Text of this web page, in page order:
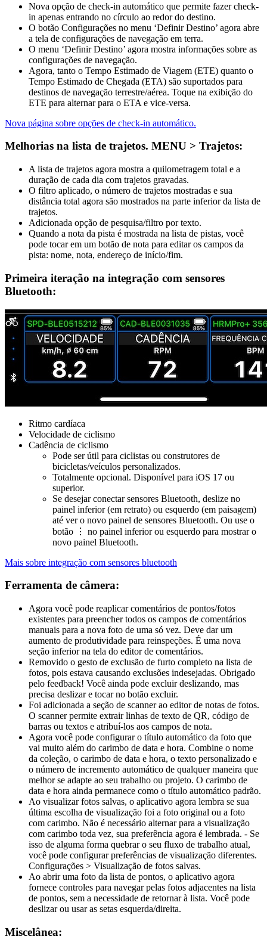
Nova opção de check-in automático que permite fazer check-
in apenas entrando no círculo ao redor do destino.
O botão Configurações no menu ‘Definir Destino’ agora abre
a tela de configurações de navegação em terra.
O menu ‘Definir Destino’ agora mostra informações sobre as
configurações de navegação.
Agora, tanto o Tempo Estimado de Viagem (ETE) quanto o
Tempo Estimado de Chegada (ETA) são suportados para
destinos de navegação terrestre/aérea. Toque na exibição do
ETE para alternar para o ETA e vice-versa.
Nova página sobre opções de check-in automático.
Melhorias na lista de trajetos. MENU > Trajetos:
A lista de trajetos agora mostra a quilometragem total e a
duração de cada dia com trajetos gravadas.
O filtro aplicado, o número de trajetos mostradas e sua
distância total agora são mostrados na parte inferior da lista de
trajetos.
Adicionada opção de pesquisa/filtro por texto.
Quando a nota da pista é mostrada na lista de pistas, você
pode tocar em um botão de nota para editar os campos da
pista: nome, nota, endereço de início/fim.
Primeira iteração na integração com sensores
Bluetooth:
Ritmo cardíaca
Velocidade de ciclismo
Cadência de ciclismo
Pode ser útil para ciclistas ou construtores de
bicicletas/veículos personalizados.
Totalmente opcional. Disponível para iOS 17 ou
superior.
Se desejar conectar sensores Bluetooth, deslize no
painel inferior (em retrato) ou esquerdo (em paisagem)
até ver o novo painel de sensores Bluetooth. Ou use o
botão ⋮ no painel inferior ou esquerdo para mostrar o
novo painel Bluetooth.
Mais sobre integração com sensores bluetooth
Ferramenta de câmera:
Agora você pode reaplicar comentários de pontos/fotos
existentes para preencher todos os campos de comentários
manuais para a nova foto de uma só vez. Deve dar um
aumento de produtividade para reinspeções. É uma nova
seção inferior na tela do editor de comentários.
Removido o gesto de exclusão de furto completo na lista de
fotos, pois estava causando exclusões indesejadas. Obrigado
pelo feedback! Você ainda pode excluir deslizando, mas
precisa deslizar e tocar no botão excluir.
Foi adicionada a seção de scanner ao editor de notas de fotos.
O scanner permite extrair linhas de texto de QR, código de
barras ou textos e atribuí-los aos campos de nota.
Agora você pode configurar o título automático da foto que
vai muito além do carimbo de data e hora. Combine o nome
da coleção, o carimbo de data e hora, o texto personalizado e
o número de incremento automático de qualquer maneira que
melhor se adapte ao seu trabalho ou projeto. O carimbo de
data e hora ainda permanece como o título automático padrão.
Ao visualizar fotos salvas, o aplicativo agora lembra se sua
última escolha de visualização foi a foto original ou a foto
com carimbo. Não é necessário alternar para a visualização
com carimbo toda vez, sua preferência agora é lembrada. - Se
isso de alguma forma quebrar o seu fluxo de trabalho atual,
você pode configurar preferências de visualização diferentes.
Configurações > Visualização de fotos salvas.
Ao abrir uma foto da lista de pontos, o aplicativo agora
fornece controles para navegar pelas fotos adjacentes na lista
de pontos, sem a necessidade de retornar à lista. Você pode
deslizar ou usar as setas esquerda/direita.
Miscelânea: